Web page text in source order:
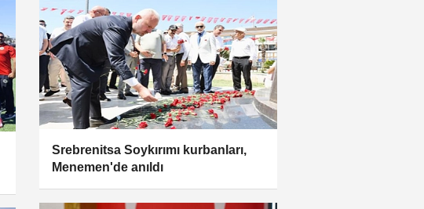
Srebrenitsa Soykırımı kurbanları,
Menemen'de anıldı